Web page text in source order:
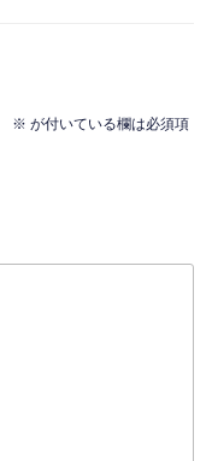
※ が付いている欄は必須項